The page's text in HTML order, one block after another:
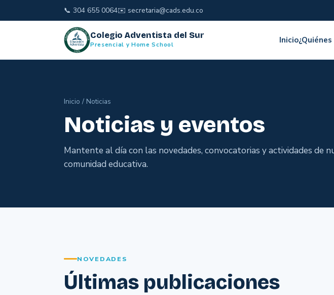
📞 304 655 0064✉️ secretaria@cads.edu.co
Colegio Adventista del Sur
Presencial y Home School Inicio
Inicio / Noticias
Noticias y eventos
Mantente al día con las novedades, convocatorias y actividades de
comunidad educativa.
NOVEDADES
Últimas publicaciones